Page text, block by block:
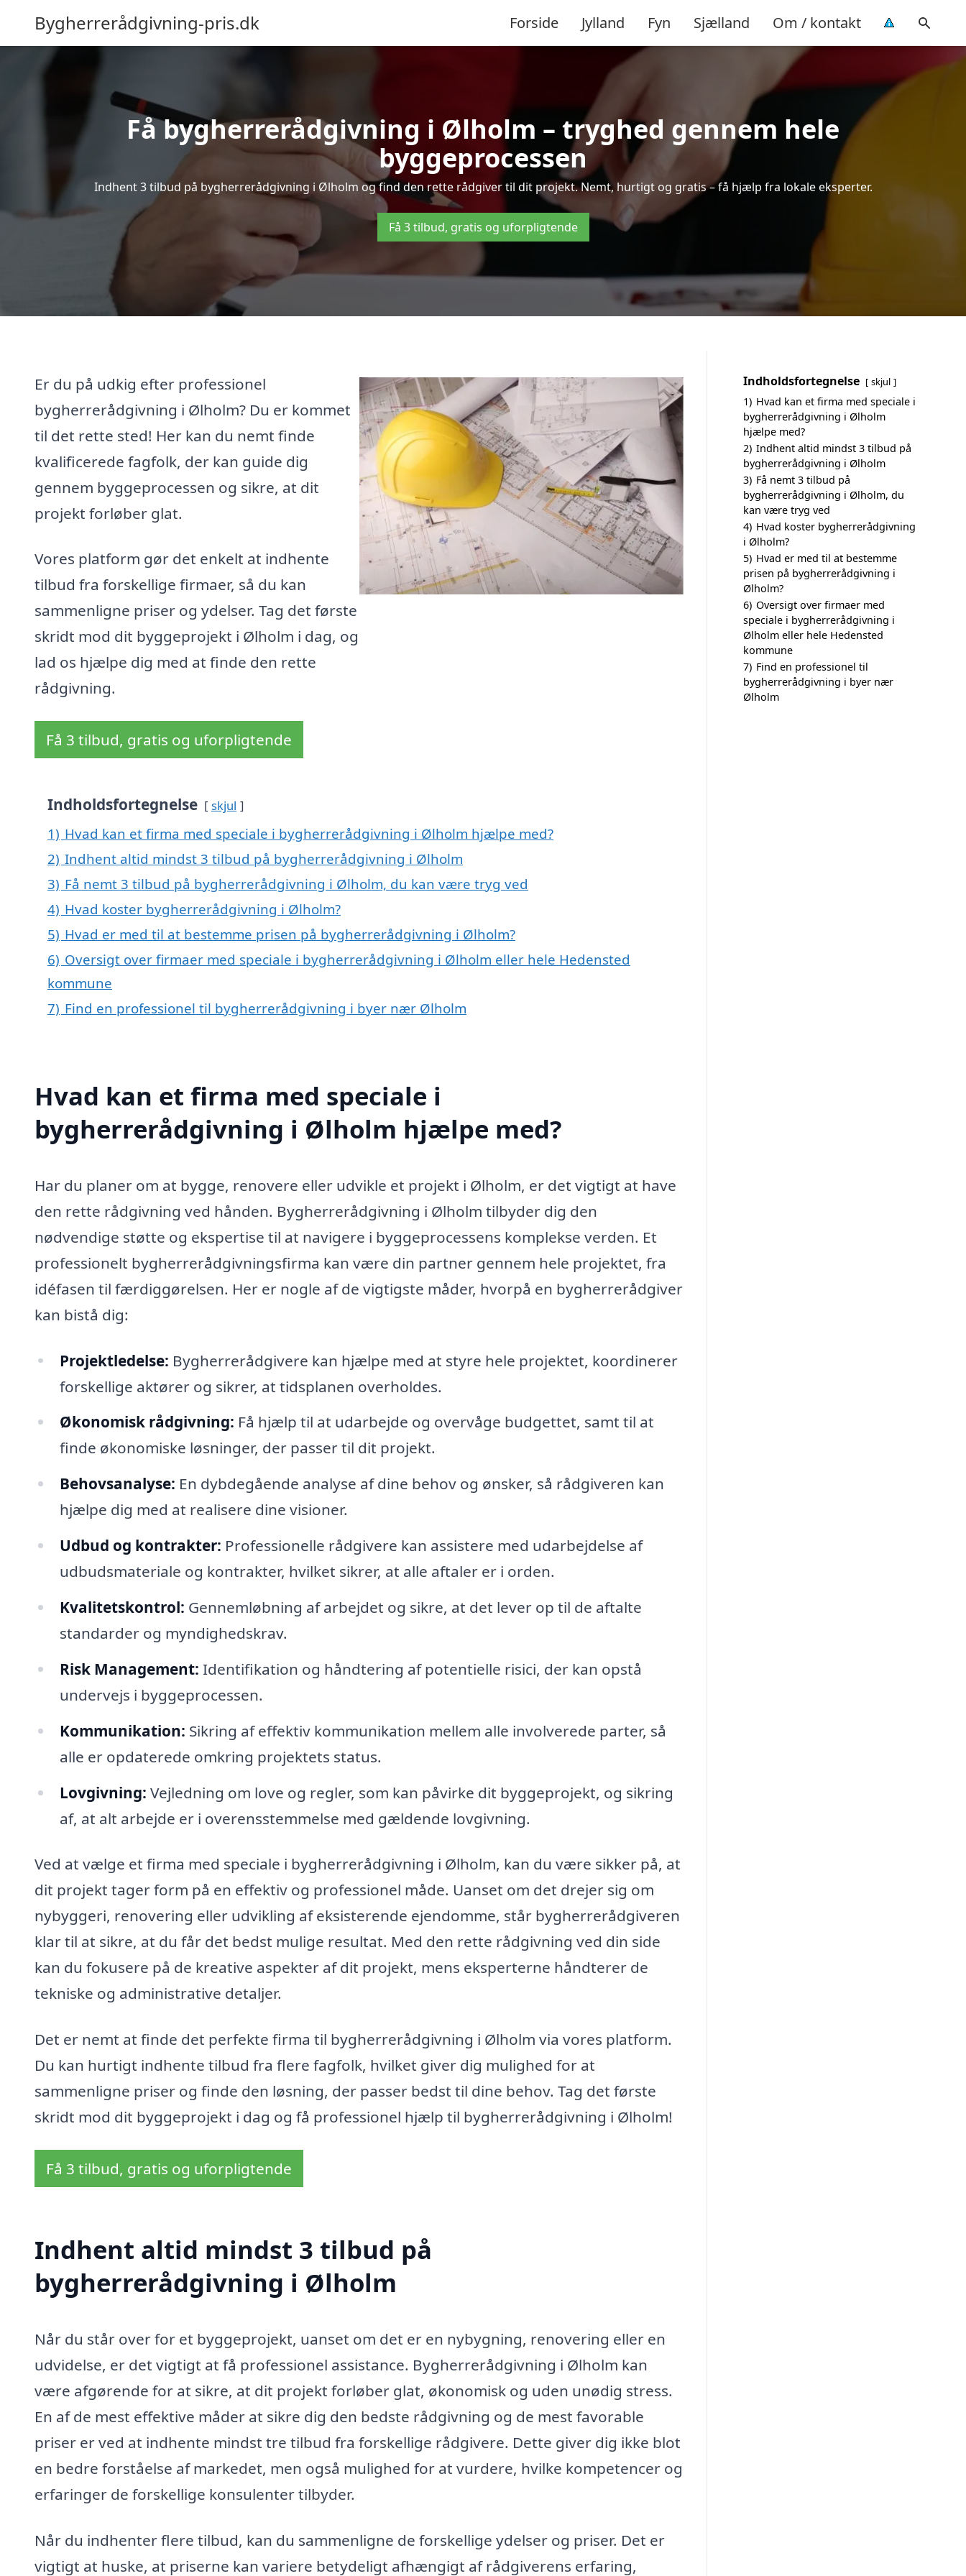
Bygherrerådgivning-pris.dk Forside Jylland Fyn Sjælland Om / kontakt
Få bygherrerådgivning i Ølholm – tryghed gennem hele
byggeprocessen
Indhent 3 tilbud på bygherrerådgivning i Ølholm og find den rette rådgiver til dit projekt. Nemt, hurtigt og gratis – få hjælp fra lokale eksperter.
Få 3 tilbud, gratis og uforpligtende
Er du på udkig efter professionel
bygherrerådgivning i Ølholm? Du er kommet
til det rette sted! Her kan du nemt finde
kvalificerede fagfolk, der kan guide dig
gennem byggeprocessen og sikre, at dit
projekt forløber glat.
Vores platform gør det enkelt at indhente
tilbud fra forskellige firmaer, så du kan
sammenligne priser og ydelser. Tag det første
skridt mod dit byggeprojekt i Ølholm i dag, og
lad os hjælpe dig med at finde den rette
rådgivning.
Få 3 tilbud, gratis og uforpligtende
Indholdsfortegnelse skjul
1) Hvad kan et firma med speciale i bygherrerådgivning i Ølholm hjælpe med?
2) Indhent altid mindst 3 tilbud på bygherrerådgivning i Ølholm
3) Få nemt 3 tilbud på bygherrerådgivning i Ølholm, du kan være tryg ved
4) Hvad koster bygherrerådgivning i Ølholm?
5) Hvad er med til at bestemme prisen på bygherrerådgivning i Ølholm?
6) Oversigt over firmaer med speciale i bygherrerådgivning i Ølholm eller hele Hedensted
kommune
7) Find en professionel til bygherrerådgivning i byer nær Ølholm
Hvad kan et firma med speciale i
bygherrerådgivning i Ølholm hjælpe med?
Har du planer om at bygge, renovere eller udvikle et projekt i Ølholm, er det vigtigt at have
den rette rådgivning ved hånden. Bygherrerådgivning i Ølholm tilbyder dig den
nødvendige støtte og ekspertise til at navigere i byggeprocessens komplekse verden. Et
professionelt bygherrerådgivningsfirma kan være din partner gennem hele projektet, fra
idéfasen til færdiggørelsen. Her er nogle af de vigtigste måder, hvorpå en bygherrerådgiver
kan bistå dig:
Projektledelse: Bygherrerådgivere kan hjælpe med at styre hele projektet, koordinerer
forskellige aktører og sikrer, at tidsplanen overholdes.
Økonomisk rådgivning: Få hjælp til at udarbejde og overvåge budgettet, samt til at
finde økonomiske løsninger, der passer til dit projekt.
Behovsanalyse: En dybdegående analyse af dine behov og ønsker, så rådgiveren kan
hjælpe dig med at realisere dine visioner.
Udbud og kontrakter: Professionelle rådgivere kan assistere med udarbejdelse af
udbudsmateriale og kontrakter, hvilket sikrer, at alle aftaler er i orden.
Kvalitetskontrol: Gennemløbning af arbejdet og sikre, at det lever op til de aftalte
standarder og myndighedskrav.
Risk Management: Identifikation og håndtering af potentielle risici, der kan opstå
undervejs i byggeprocessen.
Kommunikation: Sikring af effektiv kommunikation mellem alle involverede parter, så
alle er opdaterede omkring projektets status.
Lovgivning: Vejledning om love og regler, som kan påvirke dit byggeprojekt, og sikring
af, at alt arbejde er i overensstemmelse med gældende lovgivning.
Ved at vælge et firma med speciale i bygherrerådgivning i Ølholm, kan du være sikker på, at
dit projekt tager form på en effektiv og professionel måde. Uanset om det drejer sig om
nybyggeri, renovering eller udvikling af eksisterende ejendomme, står bygherrerådgiveren
klar til at sikre, at du får det bedst mulige resultat. Med den rette rådgivning ved din side
kan du fokusere på de kreative aspekter af dit projekt, mens eksperterne håndterer de
tekniske og administrative detaljer.
Det er nemt at finde det perfekte firma til bygherrerådgivning i Ølholm via vores platform.
Du kan hurtigt indhente tilbud fra flere fagfolk, hvilket giver dig mulighed for at
sammenligne priser og finde den løsning, der passer bedst til dine behov. Tag det første
skridt mod dit byggeprojekt i dag og få professionel hjælp til bygherrerådgivning i Ølholm!
Få 3 tilbud, gratis og uforpligtende
Indhent altid mindst 3 tilbud på
bygherrerådgivning i Ølholm
Når du står over for et byggeprojekt, uanset om det er en nybygning, renovering eller en
udvidelse, er det vigtigt at få professionel assistance. Bygherrerådgivning i Ølholm kan
være afgørende for at sikre, at dit projekt forløber glat, økonomisk og uden unødig stress.
En af de mest effektive måder at sikre dig den bedste rådgivning og de mest favorable
priser er ved at indhente mindst tre tilbud fra forskellige rådgivere. Dette giver dig ikke blot
en bedre forståelse af markedet, men også mulighed for at vurdere, hvilke kompetencer og
erfaringer de forskellige konsulenter tilbyder.
Når du indhenter flere tilbud, kan du sammenligne de forskellige ydelser og priser. Det er
vigtigt at huske, at priserne kan variere betydeligt afhængigt af rådgiverens erfaring,
Indholdsfortegnelse skjul
1) Hvad kan et firma med speciale i
bygherrerådgivning i Ølholm
hjælpe med?
2) Indhent altid mindst 3 tilbud på
bygherrerådgivning i Ølholm
3) Få nemt 3 tilbud på
bygherrerådgivning i Ølholm, du
kan være tryg ved
4) Hvad koster bygherrerådgivning
i Ølholm?
5) Hvad er med til at bestemme
prisen på bygherrerådgivning i
Ølholm?
6) Oversigt over firmaer med
speciale i bygherrerådgivning i
Ølholm eller hele Hedensted
kommune
7) Find en professionel til
bygherrerådgivning i byer nær
Ølholm